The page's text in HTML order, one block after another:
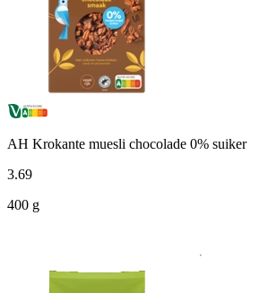
AH Krokante muesli chocolade 0% suiker
3.69
400 g